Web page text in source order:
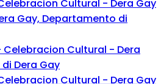
Cultural - Dera
Dera Gay